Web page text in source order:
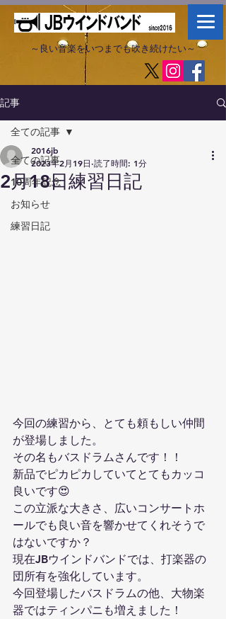
～良い音楽をいつまでも吹き続けたい～​
記事
全ての記事
10周年記念
お知らせ
練習日記
全ての記事
2月18日練習日記
2016jb
2023年2月19日 読了時間: 1分
今回の練習から、とても頼もしい仲間
が登場しました。
その名もバスドラムさんです！！
新品でピカピカしていてとてもカッコ
良いです😍
この立派な大きさ、広いコンサートホ
ールでも良い音を響かせてくれそうで
はないですか？
現在JBウインドバンドでは、打楽器の
団所有を強化しています。
今回登場したバスドラムの他、大物楽
器ではティンパニも増えました！